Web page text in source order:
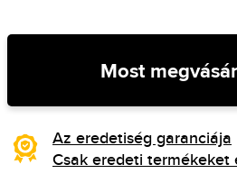
Most
Az eredetiség garanciája
Csak eredeti termékeket